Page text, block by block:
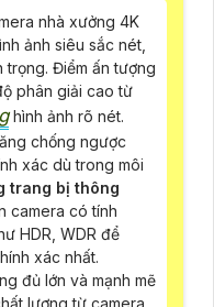
nhà xưởng 4K
ảnh siêu sắc nét,
trọng. Điểm ấn tượng
phân giải cao từ
hình ảnh rõ nét.
chống ngược
xác dù trong môi
trang bị thông
camera có tính
HDR, WDR để
xác nhất.
đủ lớn và mạnh mẽ